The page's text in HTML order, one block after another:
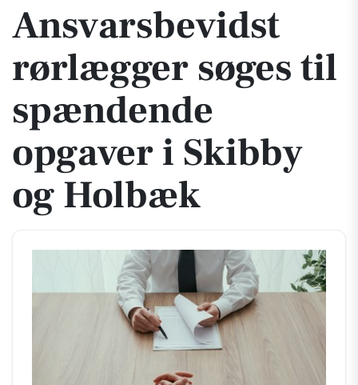
Ansvarsbevidst
rørlægger søges til
spændende
opgaver i Skibby
og Holbæk